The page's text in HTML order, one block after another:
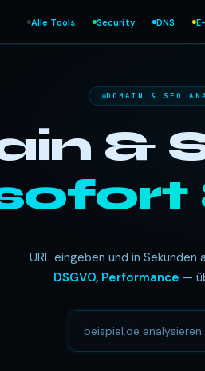
Alle Tools Security DNS
DOMAIN & SEO
&
URL eingeben und in Sekunden
DSGVO, Performance —